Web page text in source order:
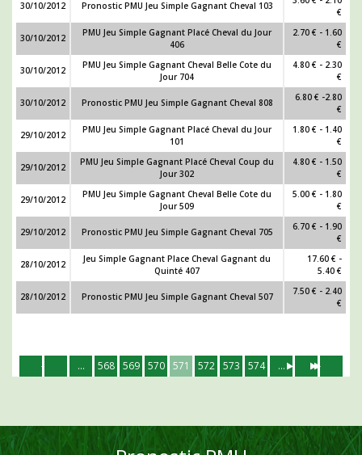
30/10/2012 Pronostic PMU Jeu Simple Gagnant Cheval 103
€
30/10/2012
PMU Jeu Simple Gagnant Placé Cheval du Jour
406
2.70 € - 1.60
€
30/10/2012
PMU Jeu Simple Gagnant Cheval Belle Cote du
Jour 704
4.80 € - 2.30
€
30/10/2012 Pronostic PMU Jeu Simple Gagnant Cheval 808
6.80 € -2.80
€
29/10/2012
PMU Jeu Simple Gagnant Placé Cheval du Jour
101
1.80 € - 1.40
€
29/10/2012
PMU Jeu Simple Gagnant Placé Cheval Coup du
Jour 302
4.80 € - 1.50
€
29/10/2012
PMU Jeu Simple Gagnant Cheval Belle Cote du
Jour 509
5.00 € - 1.80
€
29/10/2012 Pronostic PMU Jeu Simple Gagnant Cheval 705
6.70 € - 1.90
€
28/10/2012
Jeu Simple Gagnant Place Cheval Gagnant du
Quinté 407
17.60 € -
5.40 €
28/10/2012 Pronostic PMU Jeu Simple Gagnant Cheval 507
7.50 € - 2.40
€
... 568 569 570 571 572 573 574 ...